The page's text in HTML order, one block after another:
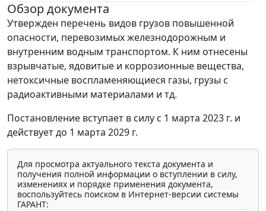
Обзор документа
Утвержден перечень видов грузов повышенной
опасности, перевозимых железнодорожным и
внутренним водным транспортом. К ним отнесены
взрывчатые, ядовитые и коррозионные вещества,
нетоксичные воспламеняющиеся газы, грузы с
радиоактивными материалами и тд.
Постановление вступает в силу с 1 марта 2023 г. и
действует до 1 марта 2029 г.
Для просмотра актуального текста документа и
получения полной информации о вступлении в силу,
изменениях и порядке применения документа,
воспользуйтесь поиском в Интернет-версии системы
ГАРАНТ: